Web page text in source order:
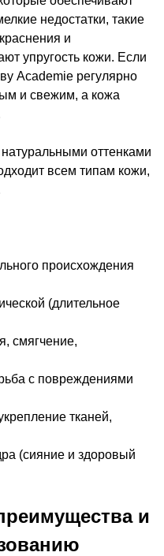
недостатки, такие
и
упругость кожи. Если
Academie регулярно
и свежим, а кожа
оттенками
всем типам кожи,
происхождения
(длительное
смягчение,
с повреждениями
тканей,
(сияние и здоровый
и